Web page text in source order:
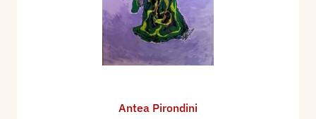
Antea Pirondini